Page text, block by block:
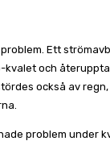
Ett
kvalet och
också av
problem under